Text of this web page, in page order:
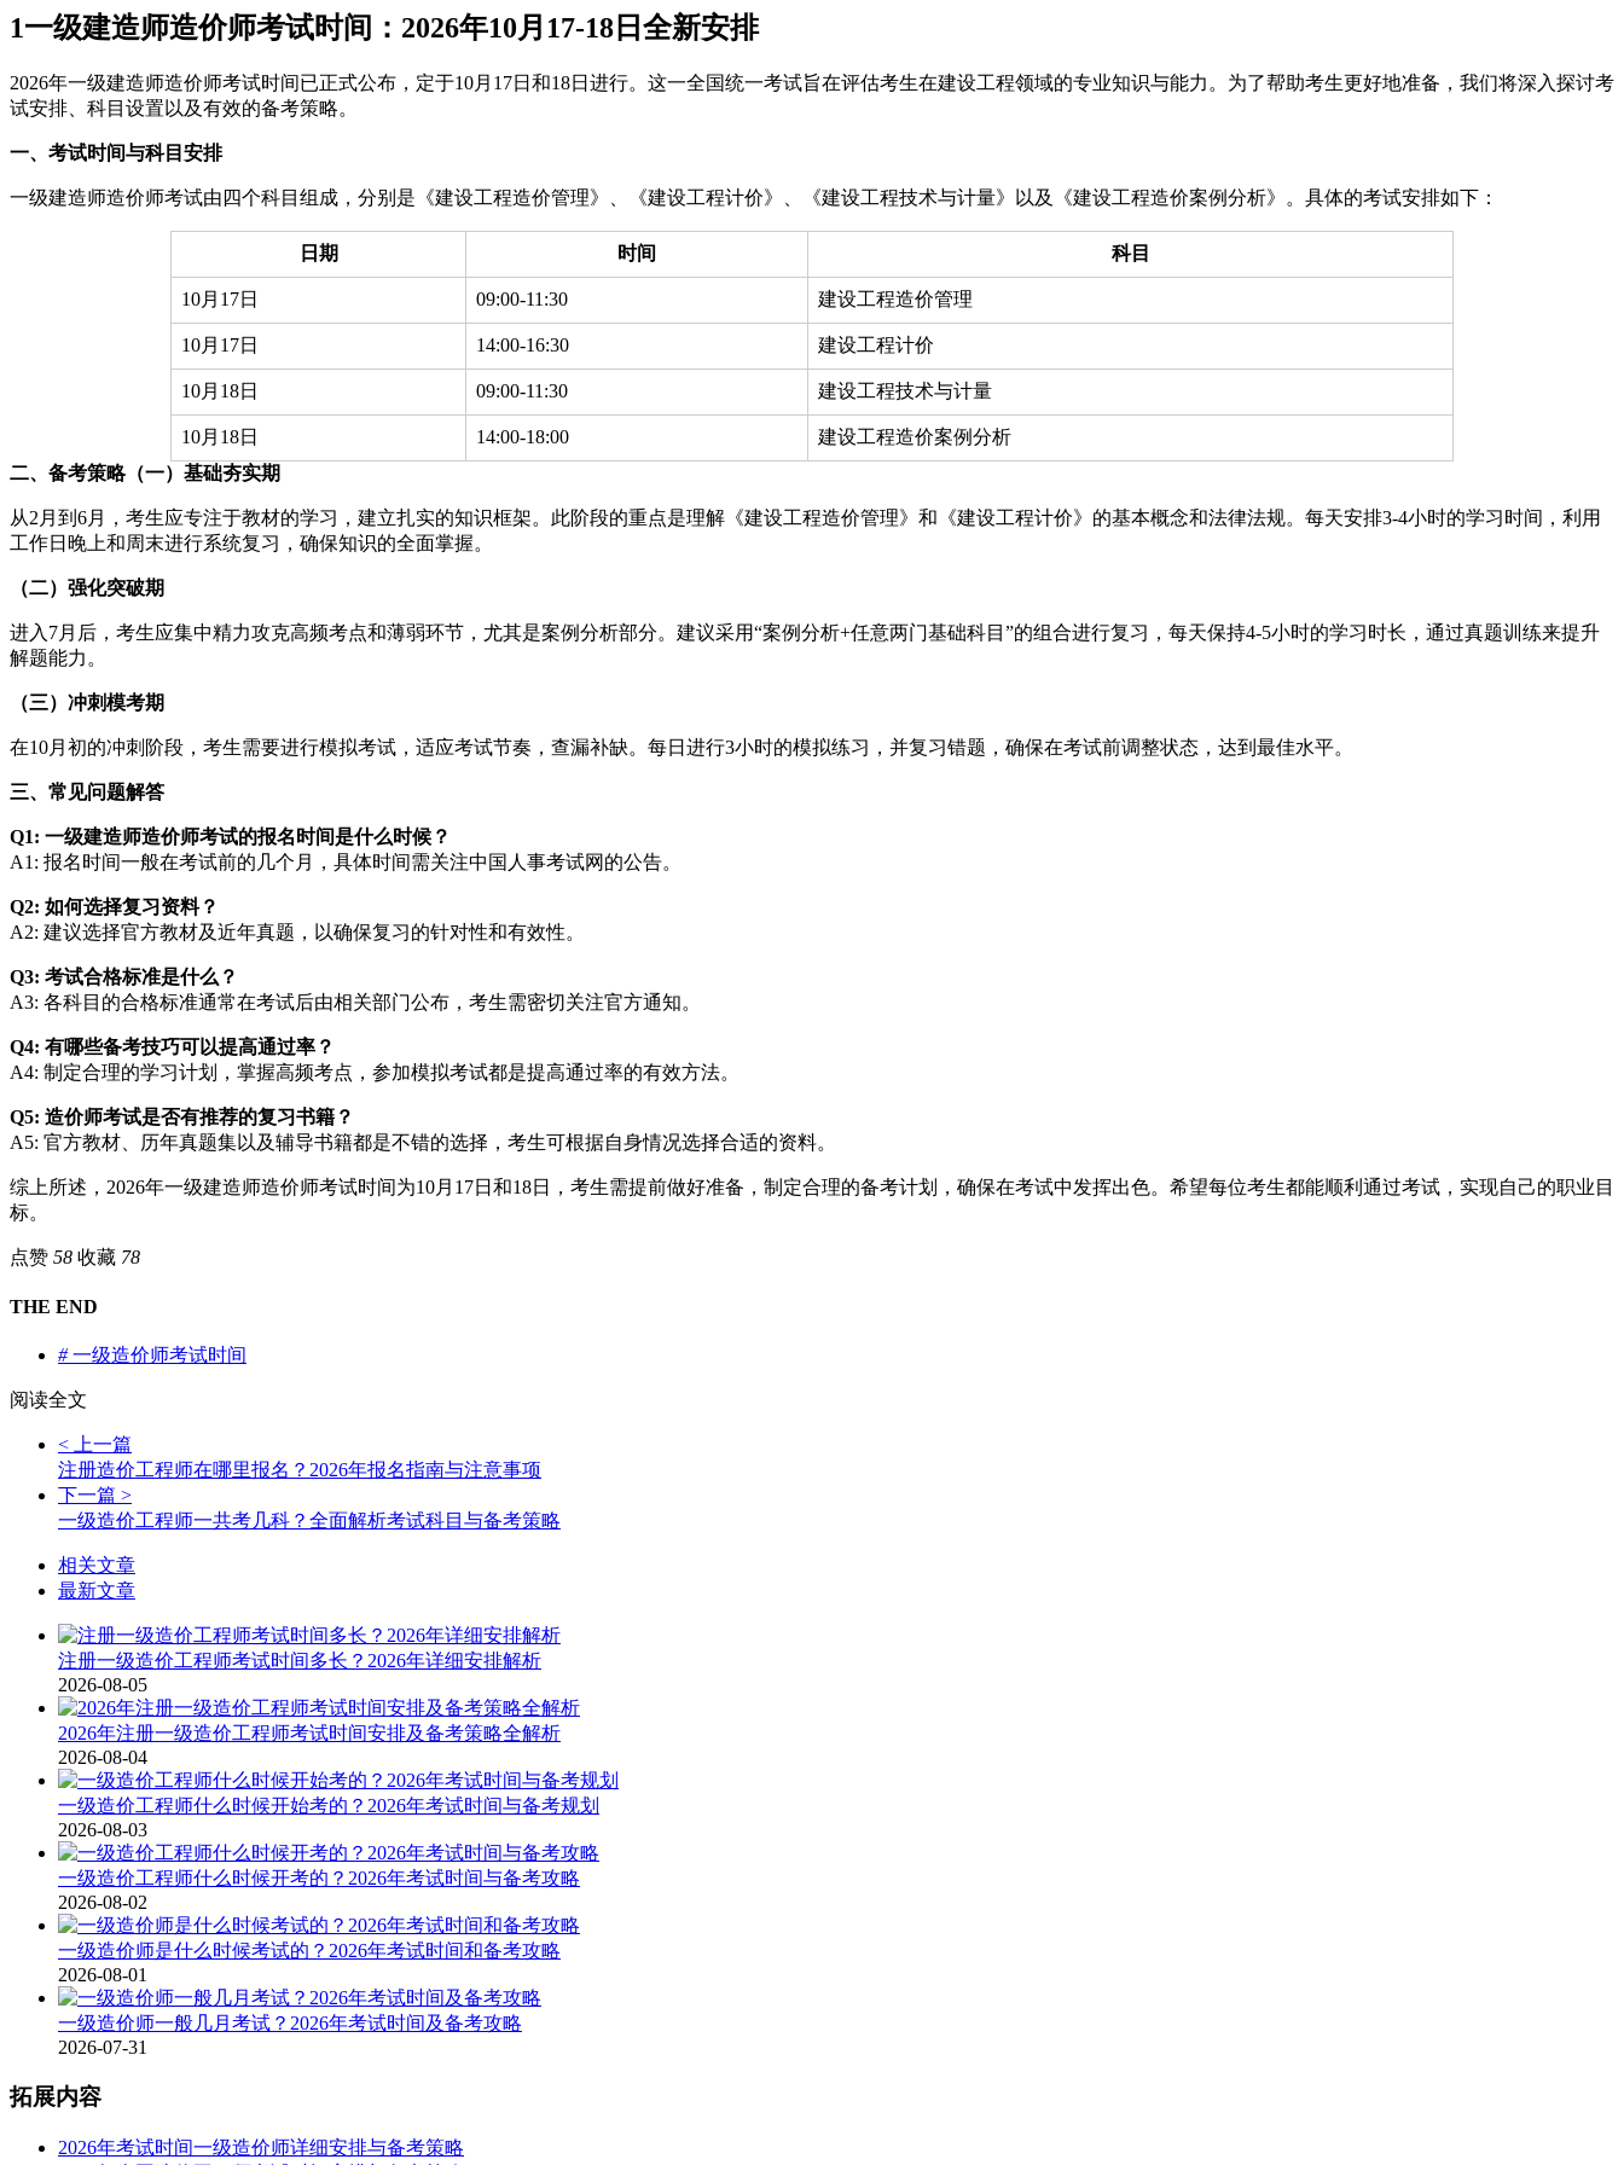
1一级建造师造价师考试时间：2026年10月17-18日全新安排
2026年一级建造师造价师考试时间已正式公布，定于10月17日和18日进行。这一全国统一考试旨在评估考生在建设工程领域的专业知识与能力。为了帮助考生更好地准备，我们将深入探讨考
试安排、科目设置以及有效的备考策略。
一、考试时间与科目安排
一级建造师造价师考试由四个科目组成，分别是《建设工程造价管理》、《建设工程计价》、《建设工程技术与计量》以及《建设工程造价案例分析》。具体的考试安排如下：
日期 时间 科目
10月17日 09:00-11:30 建设工程造价管理
10月17日 14:00-16:30 建设工程计价
10月18日 09:00-11:30 建设工程技术与计量
10月18日 14:00-18:00
建设工程造价案例分析
二、备考策略（一）基础夯实期
从2月到6月，考生应专注于教材的学习，建立扎实的知识框架。此阶段的重点是理解《建设工程造价管理》和《建设工程计价》的基本概念和法律法规。每天安排3-4小时的学习时间，利用
工作日晚上和周末进行系统复习，确保知识的全面掌握。
（二）强化突破期
进入7月后，考生应集中精力攻克高频考点和薄弱环节，尤其是案例分析部分。建议采用“案例分析+任意两门基础科目”的组合进行复习，每天保持4-5小时的学习时长，通过真题训练来提升
解题能力。
（三）冲刺模考期
在10月初的冲刺阶段，考生需要进行模拟考试，适应考试节奏，查漏补缺。每日进行3小时的模拟练习，并复习错题，确保在考试前调整状态，达到最佳水平。
三、常见问题解答
Q1: 一级建造师造价师考试的报名时间是什么时候？
A1: 报名时间一般在考试前的几个月，具体时间需关注中国人事考试网的公告。
Q2: 如何选择复习资料？
A2: 建议选择官方教材及近年真题，以确保复习的针对性和有效性。
Q3: 考试合格标准是什么？
A3: 各科目的合格标准通常在考试后由相关部门公布，考生需密切关注官方通知。
Q4: 有哪些备考技巧可以提高通过率？
A4: 制定合理的学习计划，掌握高频考点，参加模拟考试都是提高通过率的有效方法。
Q5: 造价师考试是否有推荐的复习书籍？
A5: 官方教材、历年真题集以及辅导书籍都是不错的选择，考生可根据自身情况选择合适的资料。
综上所述，2026年一级建造师造价师考试时间为10月17日和18日，考生需提前做好准备，制定合理的备考计划，确保在考试中发挥出色。希望每位考生都能顺利通过考试，实现自己的职业目
标。
点赞 58 收藏 78
THE END
#一级造价师考试时间
阅读全文
< 上一篇
注册造价工程师在哪里报名？2026年报名指南与注意事项
下一篇 >
一级造价工程师一共考几科？全面解析考试科目与备考策略
相关文章
最新文章
注册一级造价工程师考试时间多长？2026年详细安排解析
2026-08-05
2026年注册一级造价工程师考试时间安排及备考策略全解析
2026-08-04
一级造价工程师什么时候开始考的？2026年考试时间与备考规划
2026-08-03
一级造价工程师什么时候开考的？2026年考试时间与备考攻略
2026-08-02
一级造价师是什么时候考试的？2026年考试时间和备考攻略
2026-08-01
一级造价师一般几月考试？2026年考试时间及备考攻略
2026-07-31
拓展内容
2026年考试时间一级造价师详细安排与备考策略